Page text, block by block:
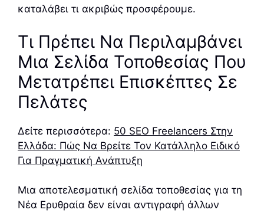
καταλάβει τι ακριβώς προσφέρουμε.
Τι Πρέπει Να Περιλαμβάνει
Μια Σελίδα Τοποθεσίας Που
Μετατρέπει Επισκέπτες Σε
Πελάτες
Δείτε περισσότερα: 50 SEO Freelancers Στην
Ελλάδα: Πώς Να Βρείτε Τον Κατάλληλο Ειδικό
Για Πραγματική Ανάπτυξη
Μια αποτελεσματική σελίδα τοποθεσίας για τη
Νέα Ερυθραία δεν είναι αντιγραφή άλλων